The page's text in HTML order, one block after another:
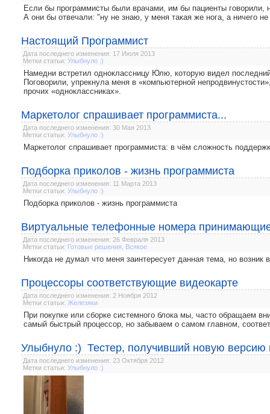
Если бы программисты были врачами, им бы пациенты говорили,
А они бы отвечали: "ну не знаю, у меня такая же нога, а ничего не
Настоящий Программист
Дата последнего изменения: 17 Июля 2013
Метки статьи: Улыбнуло :)
Намедни встретил одноклассницу Юлю, которую видел
Поговорили, упрекнула меня в «компьютерной
прочих «одноклассниках».
Маркетолог спрашивает программиста...
Дата последнего изменения: 30 Мая 2013
Метки статьи: Улыбнуло :)
Маркетолог спрашивает программиста: в чём сложность
Подборка приколов - жизнь программиста
Дата последнего изменения: 11 Марта 2013
Метки статьи: Улыбнуло :)
Подборка приколов - жизнь программиста
Виртуальные телефонные номера
Дата последнего изменения: 26 Февраля 2013
Метки статьи: Готовые решения Всякое
Никогда не думал что меня заинтересует данная тема, но
Процессоры соответствующие видеокарте
Дата последнего изменения: 2 Ноября 2012
Метки статьи: Железяки
При покупке или сборке системного блока мы, часто обращаем
самый быстрый процессор, но забываем о самом главном,
Улыбнуло :) Тестер, получивший новую версию
Дата последнего изменения: 23 Октября 2012
Метки статьи: Улыбнуло :)